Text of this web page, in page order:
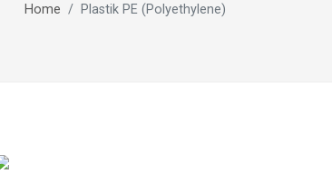
Home Plastik PE (Polyethylene)